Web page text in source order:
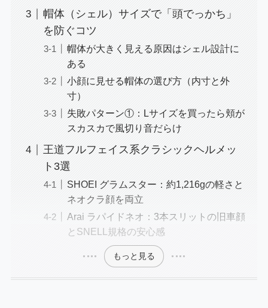
帽体（シェル）サイズで「頭でっかち」
を防ぐコツ
帽体が大きく見える原因はシェル設計に
ある
小顔に見せる帽体の選び方（内寸と外
寸）
失敗パターン①：Lサイズを買ったら頬が
スカスカで風切り音だらけ
王道フルフェイス系クラシックヘルメッ
ト3選
SHOEI グラムスター：約1,216gの軽さと
ネオクラ顔を両立
Arai ラパイドネオ：3本スリットの旧車顔
とSNELL規格の安心感
もっと見る